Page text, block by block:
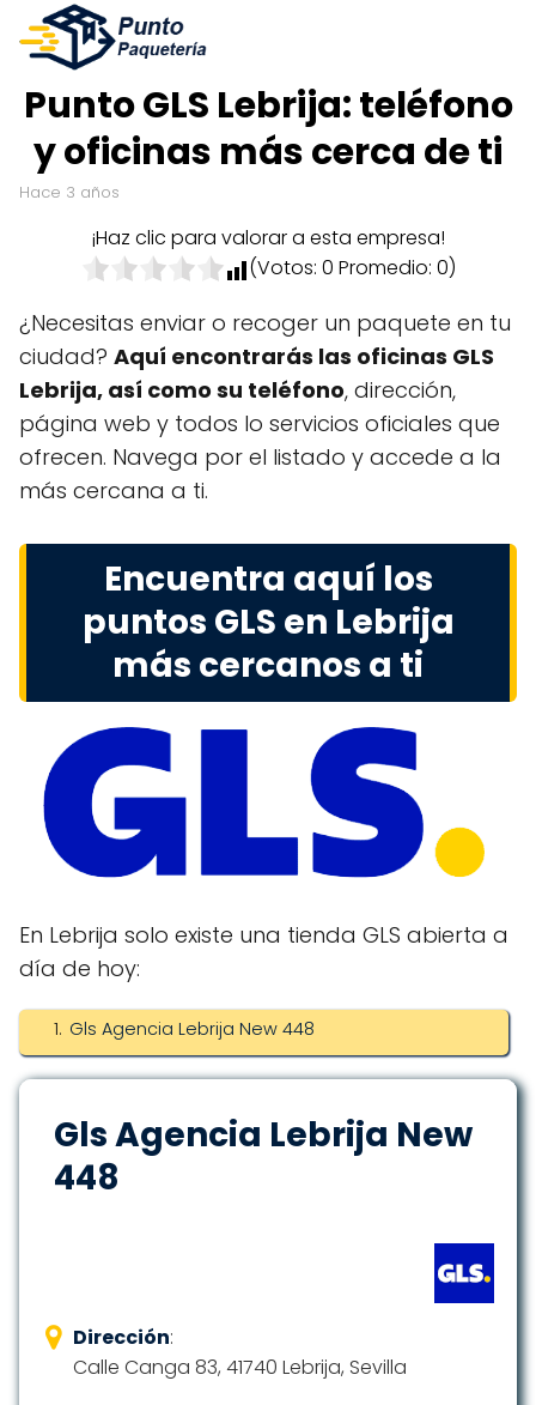
Punto GLS Lebrija: teléfono
y oficinas más cerca de ti
hace 3 años
¡Haz clic para valorar a esta empresa!
(Votos: 0 Promedio: 0)
¿Necesitas enviar o recoger un paquete en tu
ciudad? Aquí encontrarás las oficinas GLS
Lebrija, así como su teléfono, dirección,
página web y todos lo servicios oficiales que
ofrecen. Navega por el listado y accede a la
más cercana a ti.
Encuentra aquí los
puntos GLS en Lebrija
más cercanos a ti
En Lebrija solo existe una tienda GLS abierta a
día de hoy:
Gls Agencia Lebrija New 448
Gls Agencia Lebrija New
448
Dirección:
Calle Canga 83, 41740 Lebrija, Sevilla